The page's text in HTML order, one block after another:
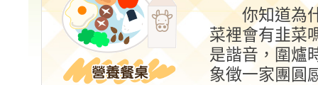
你知道為什
菜裡會有韭菜
是諧音，圍爐
象徵一家團圓